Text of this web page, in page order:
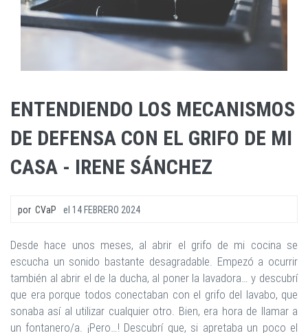
ENTENDIENDO LOS MECANISMOS
DE DEFENSA CON EL GRIFO DE MI
CASA - IRENE SÁNCHEZ
por CVaP el 14 FEBRERO 2024
Desde hace unos meses, al abrir el grifo de mi cocina se
escucha un sonido bastante desagradable. Empezó a ocurrir
también al abrir el de la ducha, al poner la lavadora… y descubrí
que era porque todos conectaban con el grifo del lavabo, que
sonaba así al utilizar cualquier otro. Bien, era hora de llamar a
un fontanero/a. ¡Pero…! Descubrí que, si apretaba un poco el